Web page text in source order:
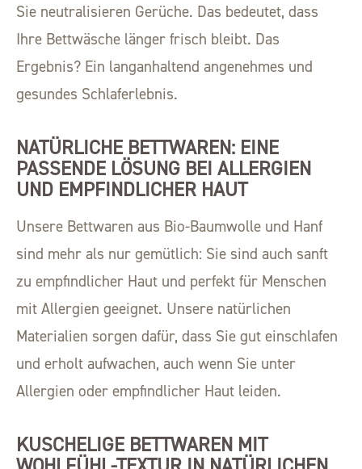
Sie neutralisieren Gerüche. Das bedeutet, dass
Ihre Bettwäsche länger frisch bleibt. Das
Ergebnis? Ein langanhaltend angenehmes und
gesundes Schlaferlebnis.
NATÜRLICHE BETTWAREN: EINE
PASSENDE LÖSUNG BEI ALLERGIEN
UND EMPFINDLICHER HAUT
Unsere Bettwaren aus Bio-Baumwolle und Hanf
sind mehr als nur gemütlich: Sie sind auch sanft
zu empfindlicher Haut und perfekt für Menschen
mit Allergien geeignet. Unsere natürlichen
Materialien sorgen dafür, dass Sie gut einschlafen
und erholt aufwachen, auch wenn Sie unter
Allergien oder empfindlicher Haut leiden.
KUSCHELIGE BETTWAREN MIT